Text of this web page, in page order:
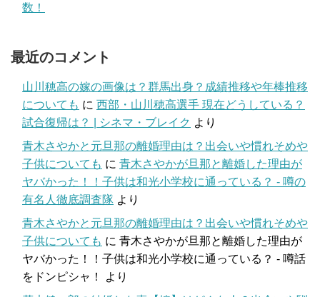
数！
最近のコメント
山川穂高の嫁の画像は？群馬出身？成績推移や年棒推移
についても に 西部・山川穂高選手 現在どうしている？
試合復帰は？ | シネマ・ブレイク より
青木さやかと元旦那の離婚理由は？出会いや慣れそめや
子供についても に 青木さやかが旦那と離婚した理由が
ヤバかった！！子供は和光小学校に通っている？ - 噂の
有名人徹底調査隊 より
青木さやかと元旦那の離婚理由は？出会いや慣れそめや
子供についても に 青木さやかが旦那と離婚した理由が
ヤバかった！！子供は和光小学校に通っている？ - 噂話
をドンピシャ！
より